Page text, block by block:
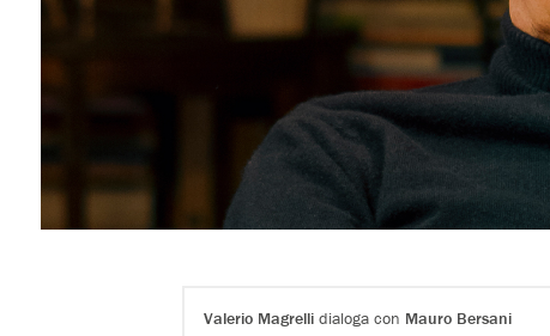
Valerio Magrellidialoga con Mauro Bersani